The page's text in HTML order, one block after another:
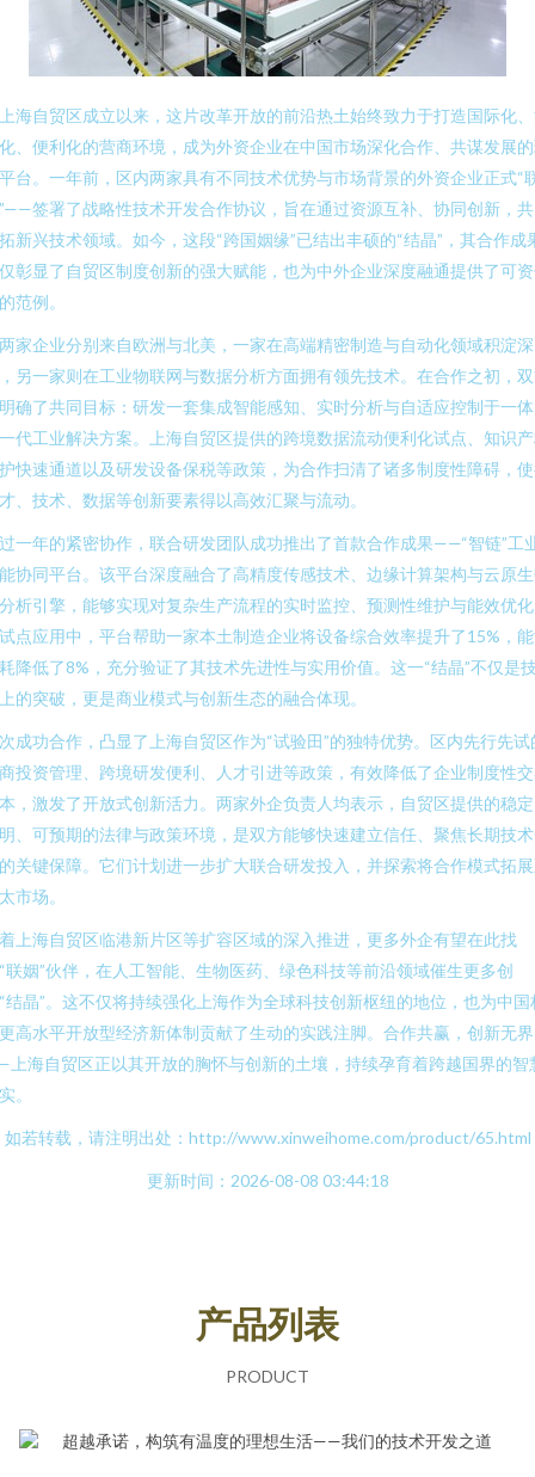
海自贸区成立以来，这片改革开放的前沿热土始终致力于打造国际化
、便利化的营商环境，成为外资企业在中国市场深化合作、共谋发展
台。一年前，区内两家具有不同技术优势与市场背景的外资企业正式“
签署了战略性技术开发合作协议，旨在通过资源互补、协同创新，
新兴技术领域。如今，这段“跨国姻缘”已结出丰硕的“结晶”，其合作成
彰显了自贸区制度创新的强大赋能，也为中外企业深度融通提供了可
范例。
家企业分别来自欧洲与北美，一家在高端精密制造与自动化领域积淀深
另一家则在工业物联网与数据分析方面拥有领先技术。在合作之初，
确了共同目标：研发一套集成智能感知、实时分析与自适应控制于一
代工业解决方案。上海自贸区提供的跨境数据流动便利化试点、知识
快速通道以及研发设备保税等政策，为合作扫清了诸多制度性障碍，
、技术、数据等创新要素得以高效汇聚与流动。
一年的紧密协作，联合研发团队成功推出了首款合作成果——“智链”工
协同平台。该平台深度融合了高精度传感技术、边缘计算架构与云原
析引擎，能够实现对复杂生产流程的实时监控、预测性维护与能效优
点应用中，平台帮助一家本土制造企业将设备综合效率提升了15%，
降低了8%，充分验证了其技术先进性与实用价值。这一“结晶”不仅是
的突破，更是商业模式与创新生态的融合体现。
成功合作，凸显了上海自贸区作为“试验田”的独特优势。区内先行先试
投资管理、跨境研发便利、人才引进等政策，有效降低了企业制度性
，激发了开放式创新活力。两家外企负责人均表示，自贸区提供的稳
、可预期的法律与政策环境，是双方能够快速建立信任、聚焦长期技
关键保障。它们计划进一步扩大联合研发投入，并探索将合作模式拓
市场。
上海自贸区临港新片区等扩容区域的深入推进，更多外企有望在此找
联姻”伙伴，在人工智能、生物医药、绿色科技等前沿领域催生更多创
结晶”。这不仅将持续强化上海作为全球科技创新枢纽的地位，也为中国
高水平开放型经济新体制贡献了生动的实践注脚。合作共赢，创新无界
海自贸区正以其开放的胸怀与创新的土壤，持续孕育着跨越国界的智
。
如若转载，请注明出处：http://www.xinweihome.com/product/65.html
更新时间：2026-08-08 03:44:18
产品列表
PRODUCT